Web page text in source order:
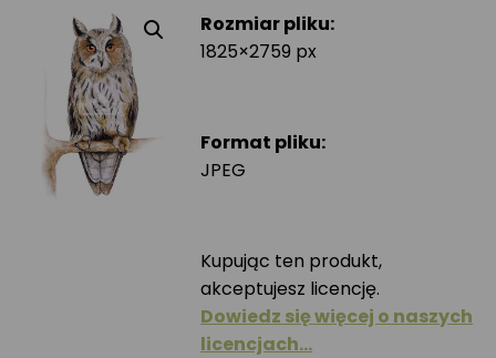
Rozmiar pliku:
1825×2759 px
Format pliku:
JPEG
Kupując ten produkt,
akceptujesz licencję.
Dowiedz się więcej o naszych
licencjach…